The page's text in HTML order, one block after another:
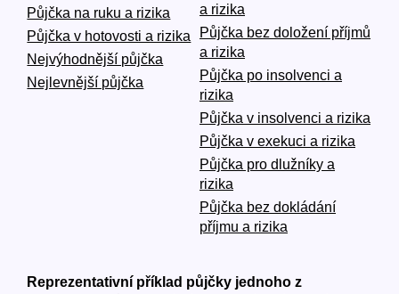
Půjčka na ruku a rizika
Půjčka v hotovosti a rizika
Nejvýhodnější půjčka
Nejlevnější půjčka
a rizika
Půjčka bez doložení příjmů
a rizika
Půjčka po insolvenci a
rizika
Půjčka v insolvenci a rizika
Půjčka v exekuci a rizika
Půjčka pro dlužníky a
rizika
Půjčka bez dokládání
příjmu a rizika
Reprezentativní příklad půjčky jednoho z